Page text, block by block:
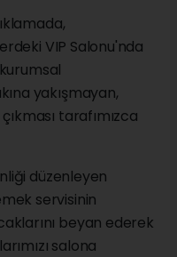
VIP Salonu'nda
yakışmayan,
tarafımızca
düzenleyen
servisinin
beyan ederek
salona